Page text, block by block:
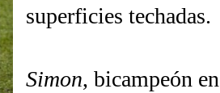
superficies techadas.
Simon, bicampeón en